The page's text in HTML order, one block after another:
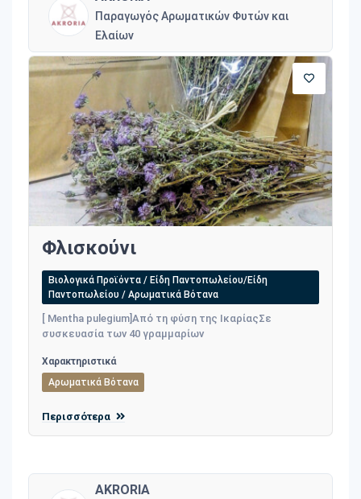
Παραγωγός Αρωματικών Φυτών και
Ελαίων
Φλισκούνι
Βιολογικά Προϊόντα / Είδη Παντοπωλείου/Είδη
Παντοπωλείου / Αρωματικά Βότανα
[ Mentha pulegium]Από τη φύση της ΙκαρίαςΣε
συσκευασία των 40 γραμμαρίων
Χαρακτηριστικά
Αρωματικά Βότανα
Περισσότερα
AKRORIA